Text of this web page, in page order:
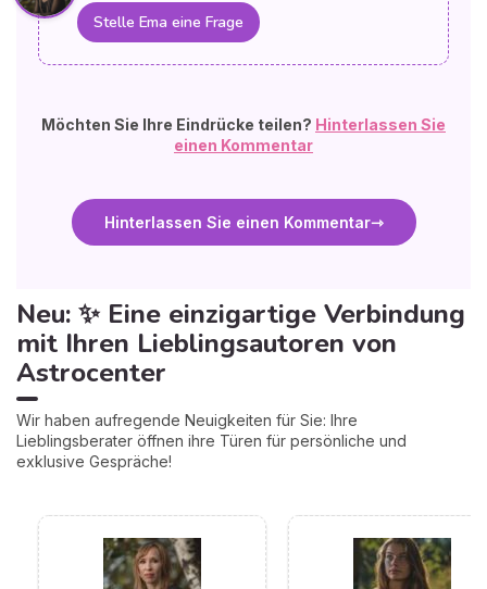
Stelle Ema eine Frage
Möchten Sie Ihre Eindrücke teilen? Hinterlassen Sie
einen Kommentar
Hinterlassen Sie einen Kommentar
Neu: ✨ Eine einzigartige Verbindung
mit Ihren Lieblingsautoren von
Astrocenter
Wir haben aufregende Neuigkeiten für Sie: Ihre
Lieblingsberater öffnen ihre Türen für persönliche und
exklusive Gespräche!